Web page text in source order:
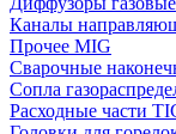
Каналы
Прочее MIG
Сварочные
Сопла
Расходные части